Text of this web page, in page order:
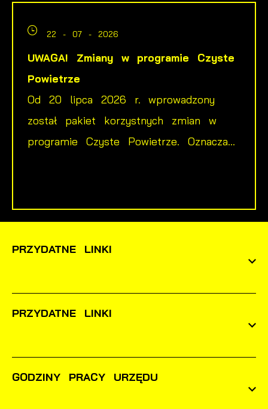
22 - 07 - 2026
UWAGA! Zmiany w programie Czyste
Powietrze
Od 20 lipca 2026 r. wprowadzony
został pakiet korzystnych zmian w
programie Czyste Powietrze. Oznacza...
PRZYDATNE LINKI
PRZYDATNE LINKI
GODZINY PRACY URZĘDU